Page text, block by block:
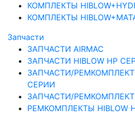
КОМПЛЕКТЫ
КОМПЛЕКТЫ
Запчасти
ЗАПЧАСТИ AIRMAC
ЗАПЧАСТИ HIBLOW HP
ЗАПЧАСТИ/
СЕРИИ
ЗАПЧАСТИ/
РЕМКОМПЛЕКТЫ HIBLOW